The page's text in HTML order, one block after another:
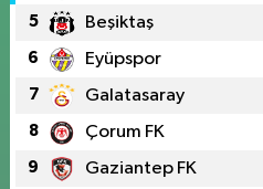
5 Beşiktaş
6 Eyüpspor
7 Galatasaray
8 Çorum FK
9 Gaziantep FK